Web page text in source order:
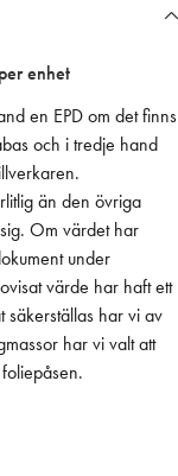
enhet
en EPD om det finns
och i tredje hand
än den övriga
Om värdet har
under
värde har haft ett
säkerställas har vi av
har vi valt att